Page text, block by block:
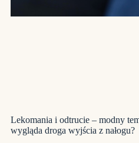
Lekomania i odtrucie – modny
wygląda droga wyjścia z nałogu?